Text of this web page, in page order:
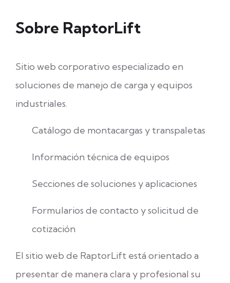
Sobre RaptorLift
Sitio web corporativo especializado en
soluciones de manejo de carga y equipos
industriales.
Catálogo de montacargas y transpaletas
Información técnica de equipos
Secciones de soluciones y aplicaciones
Formularios de contacto y solicitud de
cotización
El sitio web de RaptorLift está orientado a
presentar de manera clara y profesional su